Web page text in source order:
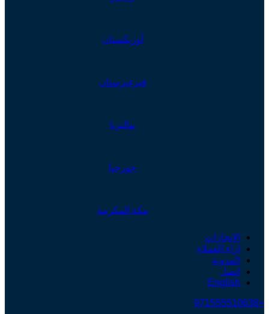
أوزبكستان
قيرغيزستان
ماليزيا
جورجيا
مكة المكرمة
الانجازات
اراء العملاء
المدونة
اتصل
English
+971555510638